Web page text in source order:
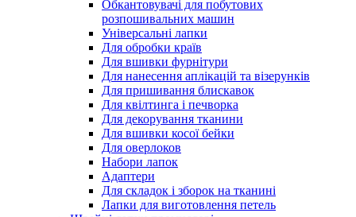
Обкантовувачі для побутових
розпошивальних машин
Універсальні лапки
Для обробки країв
Для вшивки фурнітури
Для нанесення аплікацій та візерунків
Для пришивання блискавок
Для квілтинга і печворка
Для декорування тканини
Для вшивки косої бейки
Для оверлоков
Набори лапок
Адаптери
Для складок і зборок на тканині
Лапки для виготовлення петель